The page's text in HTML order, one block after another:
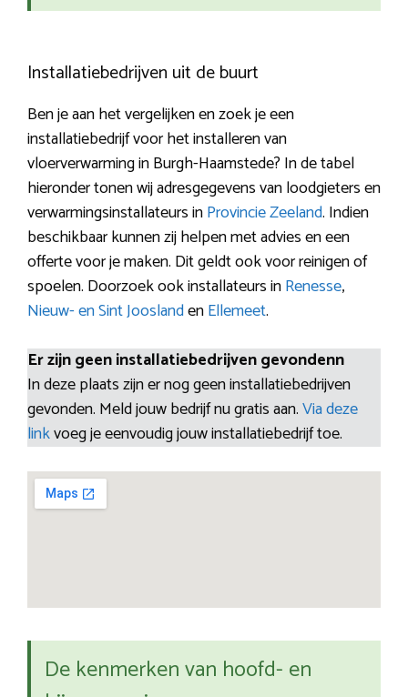
Installatiebedrijven uit de buurt
Ben je aan het vergelijken en zoek je een
installatiebedrijf voor het installeren van
vloerverwarming in Burgh-Haamstede? In de tabel
hieronder tonen wij adresgegevens van loodgieters en
verwarmingsinstallateurs inProvincie Zeeland. Indien
beschikbaar kunnen zij helpen met advies en een
offerte voor je maken. Dit geldt ook voor reinigen of
spoelen. Doorzoek ook installateurs inRenesse,
Nieuw- en Sint JooslandenEllemeet.
Er zijn geen installatiebedrijven gevondenn
In deze plaats zijn er nog geen installatiebedrijven
gevonden. Meld jouw bedrijf nu gratis aan.Via deze
linkvoeg je eenvoudig jouw installatiebedrijf toe.
De kenmerken van hoofd- en